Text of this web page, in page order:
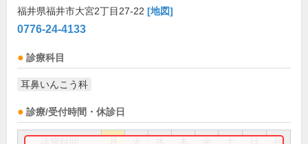
福井県福井市大宮2丁目27-22 [地図]
0776-24-4133
診療科目
耳鼻いんこう科
診療/受付時間・休診日
祝